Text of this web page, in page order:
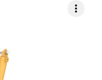
more_vert